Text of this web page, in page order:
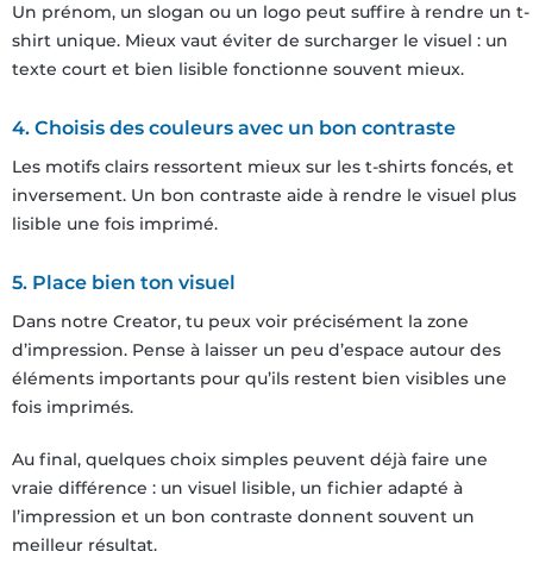
Un prénom, un slogan ou un logo peut suffire à rendre un t-
shirt unique. Mieux vaut éviter de surcharger le visuel : un
texte court et bien lisible fonctionne souvent mieux.
4. Choisis des couleurs avec un bon contraste
Les motifs clairs ressortent mieux sur les t-shirts foncés, et
inversement. Un bon contraste aide à rendre le visuel plus
lisible une fois imprimé.
5. Place bien ton visuel
Dans notre Creator, tu peux voir précisément la zone
d’impression. Pense à laisser un peu d’espace autour des
éléments importants pour qu’ils restent bien visibles une
fois imprimés.
Au final, quelques choix simples peuvent déjà faire une
vraie différence : un visuel lisible, un fichier adapté à
l’impression et un bon contraste donnent souvent un
meilleur résultat.